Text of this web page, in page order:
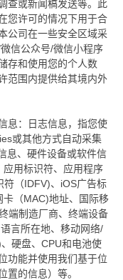
查或新闻稿发送等。此
您许可的情况下用于合
公司在一些安全区域采
微信公众号/微信小程序
存和使用您的个人数
范围内提供给其境内外
息：日志信息，指您使
或其他方式自动采集
息、硬件设备或软件信
用标识符、应用程序
符（IDFV)、 iOS广告标
卡（MAC)地址、国际移
端制造厂商、终端设备
言所在地、移动网络/
、硬盘、 CPU和电池使
功能并使用我们基于位
置的信息）等。